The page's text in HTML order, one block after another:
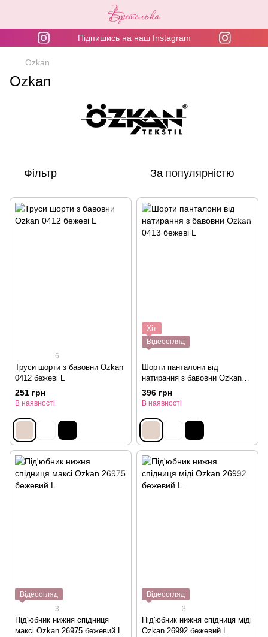
Підпишись на наш Instagram
Ozkan
Ozkan
Фільтр За популярністю
6
Труси шорти з бавовни Ozkan
0412 бежеві L
251 грн
В наявності
Хіт
Відеоогляд
Шорти панталони від
натирання з бавовни Ozkan
0413 бежеві L
396 грн
В наявності
Відеоогляд
3
Під'юбник нижня спідниця
максі Ozkan 26975 бежевий L
Відеоогляд
3
Під'юбник нижня спідниця міді
Ozkan 26992 бежевий L